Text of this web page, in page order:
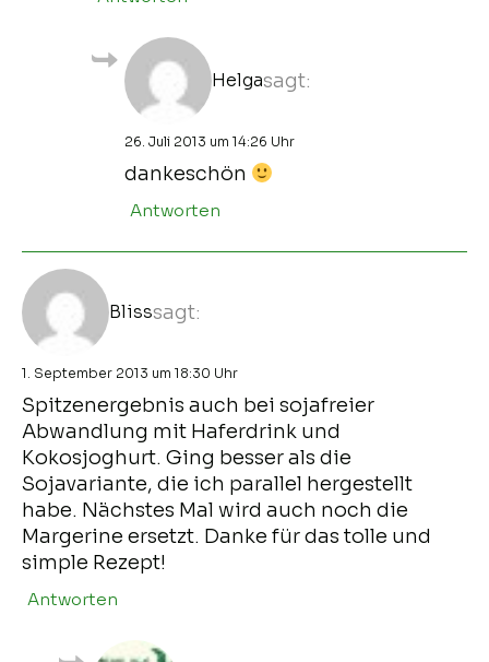
Helgasagt:
26. Juli 2013 um 14:26 Uhr
dankeschön
Antworten
Blisssagt:
1. September 2013 um 18:30 Uhr
Spitzenergebnis auch bei sojafreier
Abwandlung mit Haferdrink und
Kokosjoghurt. Ging besser als die
Sojavariante, die ich parallel hergestellt
habe. Nächstes Mal wird auch noch die
Margerine ersetzt. Danke für das tolle und
simple Rezept!
Antworten